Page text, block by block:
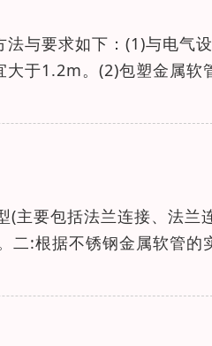
与要求如下：(1)与电气设
大于1.2m。(2)包塑金属软
(主要包括法兰连接、法兰
二:根据不锈钢金属软管的